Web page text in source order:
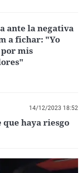
ante la negativa
a fichar: "Yo
mis
14/12/2023 18:52
haya riesgo